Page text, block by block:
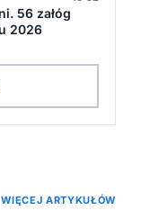
56 załóg
2026
WIĘCEJ ARTYKUŁÓW